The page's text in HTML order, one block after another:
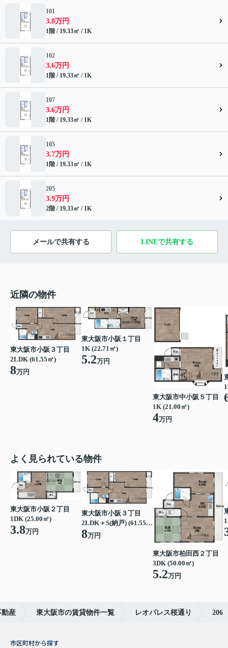
101
3.8万円
1階 / 19.33㎡ / 1K
102
3.6万円
1階 / 19.33㎡ / 1K
107
3.6万円
1階 / 19.33㎡ / 1K
105
3.7万円
1階 / 19.33㎡ / 1K
205
3.9万円
2階 / 19.33㎡ / 1K
メールで共有する LINEで共有する
近隣の物件
東大阪市小阪３丁目
2LDK (61.55㎡)
8万円
東大阪市小阪１丁目
1K (22.71㎡)
5.2万円
東大阪市中小阪５丁目
1K (21.00㎡)
4万円
よく見られている物件
東大阪市小阪２丁目
1DK (25.00㎡)
3.8万円
東大阪市小阪３丁目
2LDK＋S(納戸) (61.55㎡)
8万円
東大阪市柏田西２丁目
3DK (50.00㎡)
5.2万円
動産 東大阪市の賃貸物件一覧 レオパレス桜通り 206
市区町村から探す